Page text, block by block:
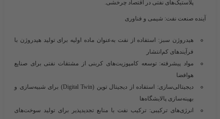
پلاستیک‌های نفتی در اقتصاد چرخشی.
آینده صنعت نفت: شیمی و فناوری
هیدروژن سبز : استفاده از نفت به‌عنوان ماده اولیه برای تولید هیدروژن با
فرآیندهای کم‌انتشار
مواد پیشرفته: توسعه کامپوزیت‌های کربنی از مشتقات نفتی برای صنایع
هوافضا
دیجیتالی‌سازی
: استفاده از دیجیتال توین (Digital Twin) برای شبیه‌سازی و
بهینه‌سازی پالایشگاه‌ها
انرژی‌های ترکیبی: ترکیب نفت با منابع تجدیدپذیر برای تولید سوخت‌های